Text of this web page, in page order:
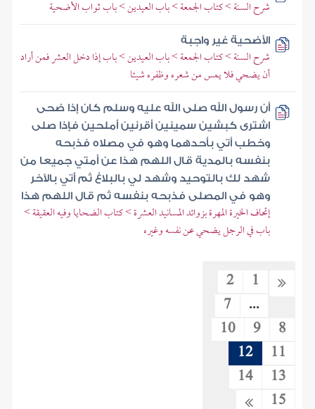
شرح السنة > كتاب الجمعة > باب العيدين > باب ثواب الأضحية
الأضحية غير واجبة
شرح السنة > كتاب الجمعة > باب العيدين > باب إذا دخل العشر فمن أراد
أن يضحي فلا يمس من شعره وظفره شيئا
أن رسول الله صلى الله عليه وسلم كان إذا ضحى
اشترى كبشين سمينين أقرنين أملحين فإذا صلى
وخطب أتي بأحدهما وهو في مصلاه فذبحه
بنفسه بالمدية قال اللهم هذا عن أمتي جميعا من
شهد لك بالتوحيد وشهد لي بالبلاغ ثم أتي بالآخر
وهو في المصلى فذبحه بنفسه ثم قال اللهم هذا
إتحاف الخيرة المهرة بزوائد المسانيد العشرة > كتاب الضحايا وفيه العقيقة >
باب في الرجل يضحي عن نفسه وغيره
1
2
...
7
8
9
10
11
12
13
14
15